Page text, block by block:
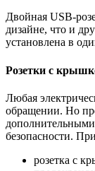
Двойная USB-
дизайне, что и
установлена в
Розетки с
Любая
обращении. Но
безопасности.
розетка с